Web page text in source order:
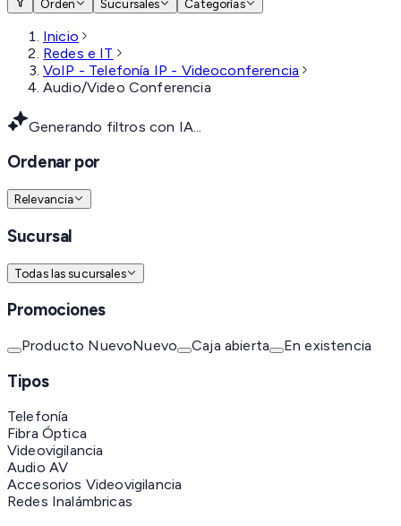
Orden
Sucursales Categorías
Inicio
Redes e IT
VoIP - Telefonía IP - Videoconferencia
Audio/Video Conferencia
Generando filtros con IA...
Ordenar por
Relevancia
Sucursal
Todas las sucursales
Promociones
Producto NuevoNuevo Caja abierta En existencia
Tipos
Telefonía
Fibra Óptica
Videovigilancia
Audio AV
Accesorios Videovigilancia
Redes Inalámbricas